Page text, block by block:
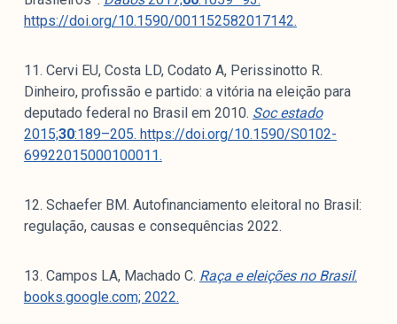
https://doi.org/10.1590/001152582017142.
11. Cervi EU, Costa LD, Codato A, Perissinotto R.
Dinheiro, profissão e partido: a vitória na eleição para
deputado federal no Brasil em 2010. Soc estado
2015;30:189–205. https://doi.org/10.1590/S0102-
69922015000100011.
12. Schaefer BM. Autofinanciamento eleitoral no Brasil:
regulação, causas e consequências 2022.
13. Campos LA, Machado C. Raça e eleições no Brasil.
books.google.com; 2022.